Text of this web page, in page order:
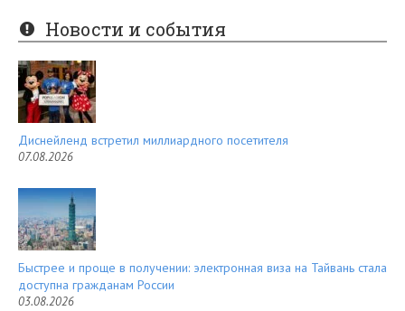
er
es
t
e
d
Новости и события
Диснейленд встретил миллиардного посетителя
07.08.2026
Быстрее и проще в получении: электронная виза на Тайвань стала
доступна гражданам России
03.08.2026